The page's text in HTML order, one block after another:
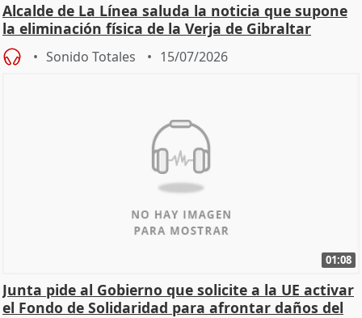
Alcalde de La Línea saluda la noticia que supone
la eliminación física de la Verja de Gibraltar
Sonido Totales 15/07/2026
01:08
Junta pide al Gobierno que solicite a la UE activar
el Fondo de Solidaridad para afrontar daños del